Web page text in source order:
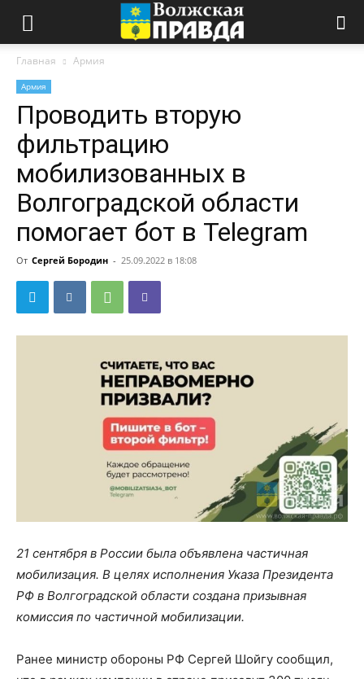
Главная Армия
Армия
Проводить вторую
фильтрацию
мобилизованных в
Волгоградской области
помогает бот в Telegram
От Сергей Бородин - 25.09.2022 в 18:08
21 сентября в России была объявлена частичная
мобилизация. В целях исполнения Указа Президента
РФ в Волгоградской области создана призывная
комиссия по частичной мобилизации.
Ранее министр обороны РФ Сергей Шойгу сообщил,